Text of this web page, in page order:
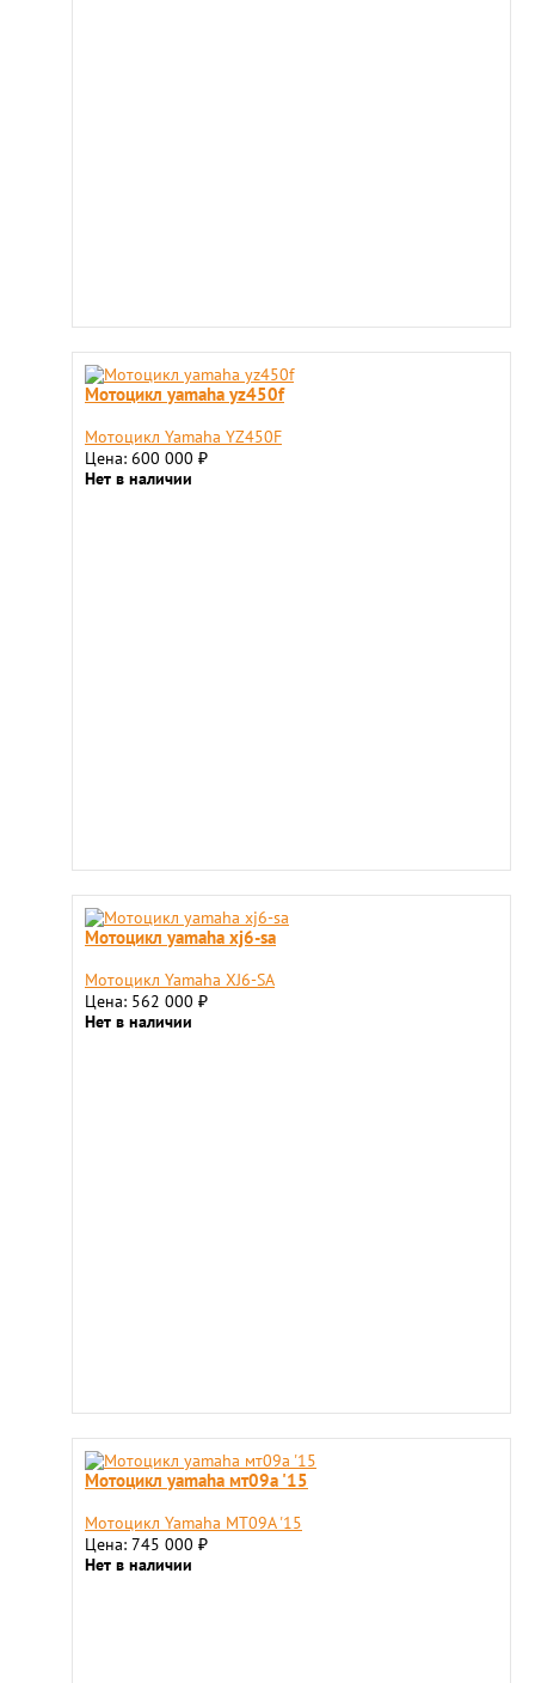
Мотоцикл yamaha yz450f
Мотоцикл Yamaha YZ450F
Цена: 600 000 ₽
Нет в наличии
Мотоцикл yamaha xj6-sa
Мотоцикл Yamaha XJ6-SA
Цена: 562 000 ₽
Нет в наличии
Мотоцикл yamaha мт09a '15
Мотоцикл Yamaha МТ09A '15
Цена: 745 000 ₽
Нет в наличии